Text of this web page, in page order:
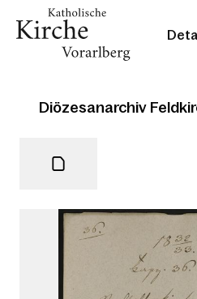
Diözesanarchiv